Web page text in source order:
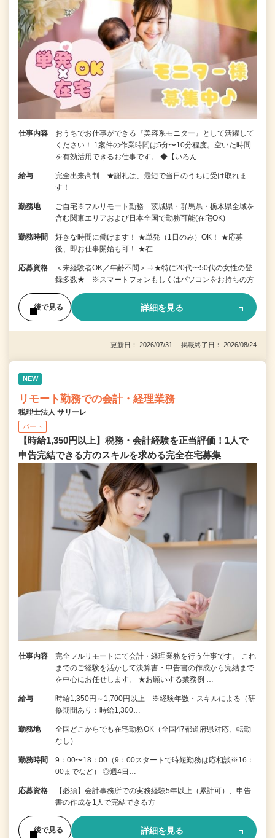
仕事内容
おうちでお仕事ができる『美容系モニター』として活躍して
ください！ 1案件の作業時間は5分〜10分程度。空いた時間
を有効活用できるお仕事です。 ◆【いろん…
給与
完全出来高制 ★謝礼は、最短で当日のうちに受け取れま
す！
勤務地
ご自宅※フルリモート勤務 茨城県・群馬県・栃木県全域を
含む関東エリアおよび日本全国で勤務可能(在宅OK)
勤務時間
好きな時間に働けます！ ★単発（1日のみ）OK！ ★応募
後、即お仕事開始も可！ ★在…
応募資格
＜未経験者OK／年齢不問＞⇒★特に20代〜50代の女性の登
録多数★ ※スマートフォンもしくはパソコンをお持ちの方
後で見る 詳細を見る
更新日： 2026/07/31 掲載終了日： 2026/08/24
NEW
リモート勤務での会計・経理業務
税理士法人 サリーレ
パート
【時給1,350円以上】税務・会計経験を正当評価！1⼈で
申告完結できる⽅のスキルを求める完全在宅募集
仕事内容
完全フルリモートにて会計・経理業務を行う仕事です。 これ
までのご経験を活かして決算書・申告書の作成から完結まで
を中⼼にお任せします。 ★お願いする業務例 …
給与
時給1,350円～1,700円以上 ※経験年数・スキルによる（研
修期間あり：時給1,300…
勤務地
全国どこからでも在宅勤務OK（全国47都道府県対応、転勤
なし）
勤務時間
9：00〜18：00（9：00スタートで時短勤務は応相談※16：
00までなど） ◎週4日…
応募資格
【必須】会計事務所での実務経験5年以上（累計可）、申告
書の作成を1人で完結できる方
後で見る 詳細を見る